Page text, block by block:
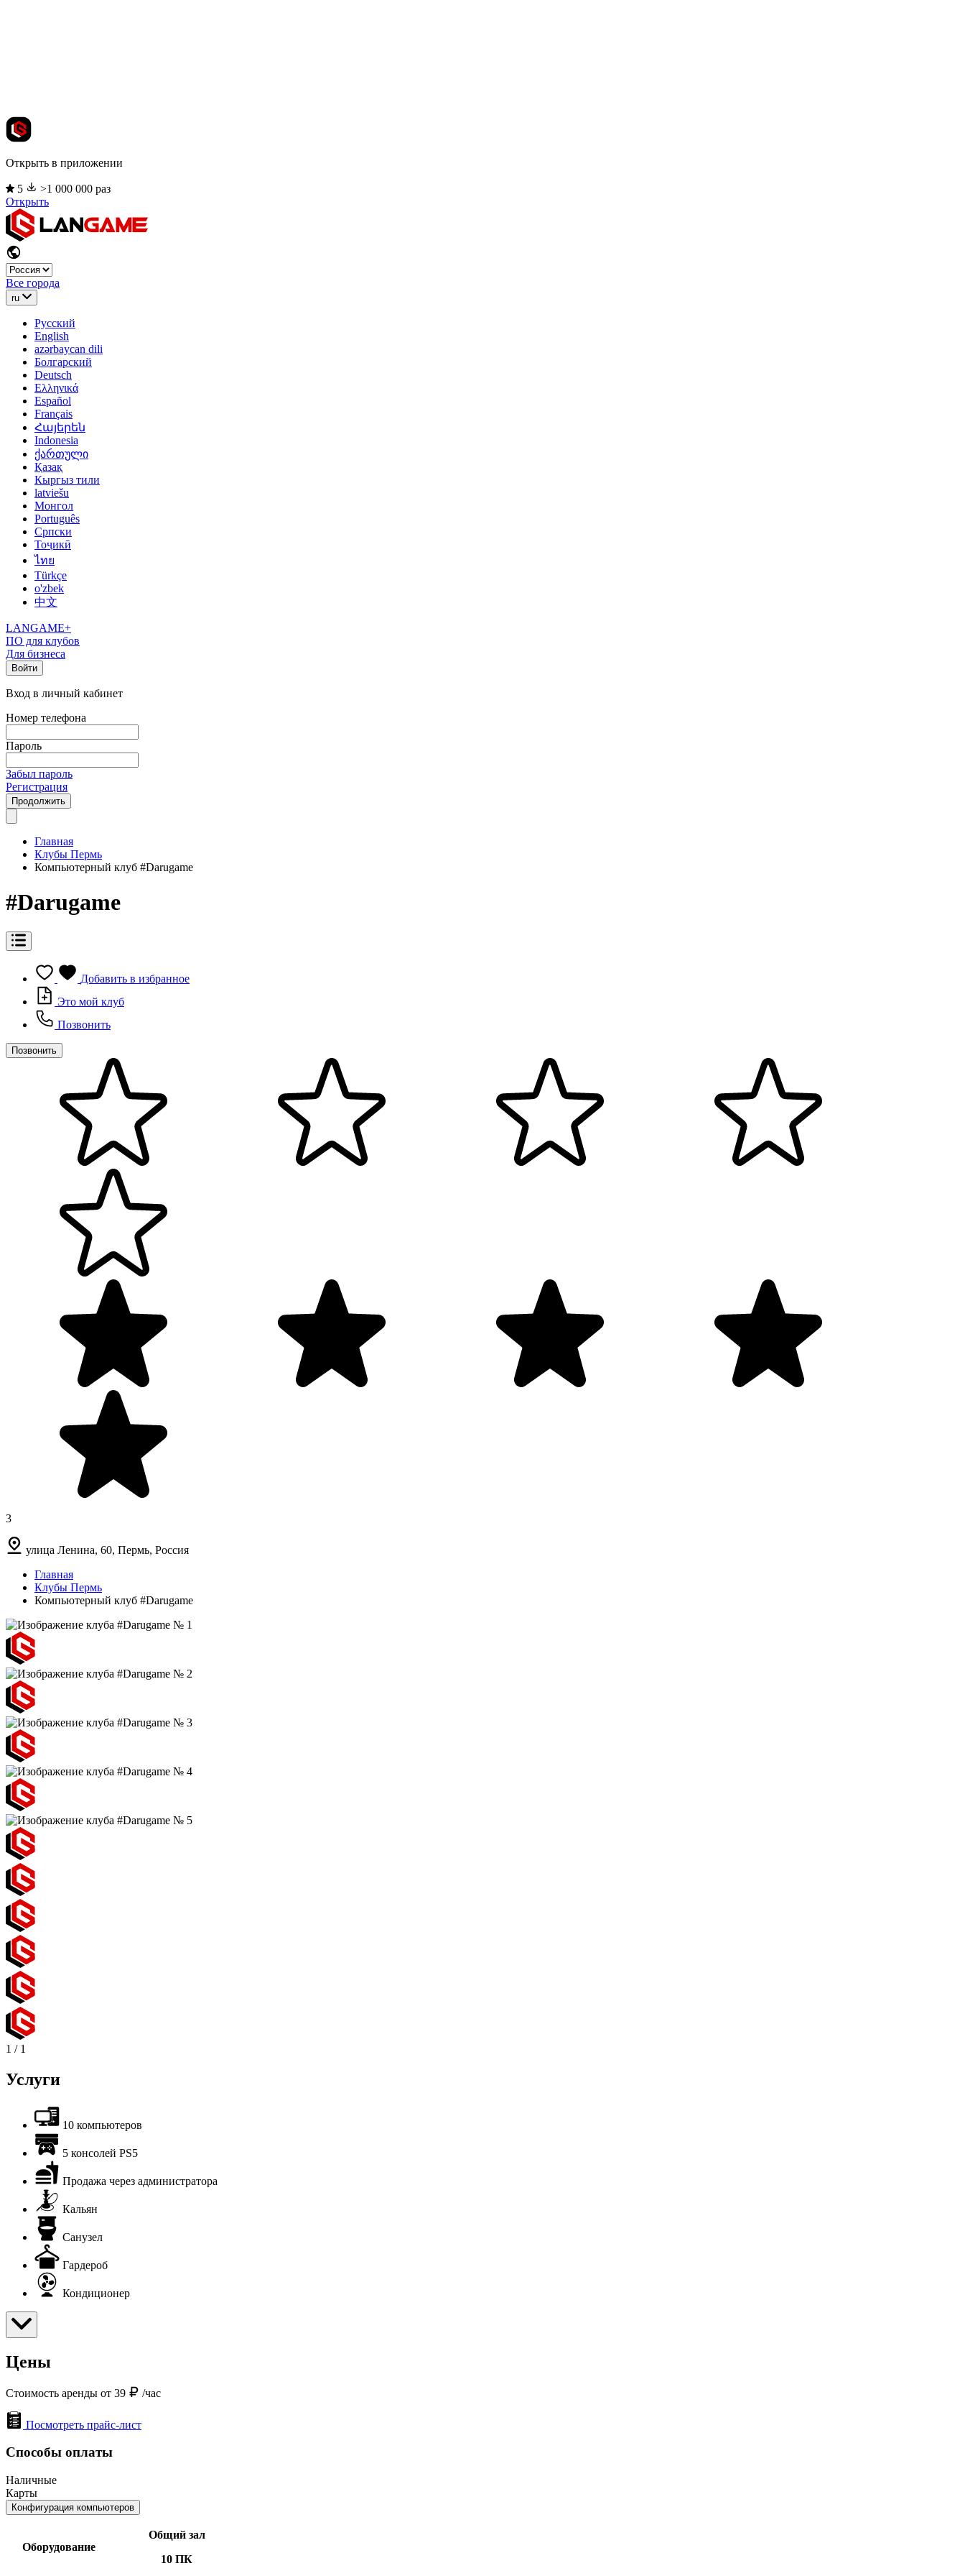
Открыть в приложении
5
>1 000 000 раз
Открыть
Все города
ru
Русский
English
azərbaycan dili
Болгарский
Deutsch
Ελληνικά
Español
Français
Հայերեն
Indonesia
ქართული
Қазақ
Кыргыз тили
latviešu
Монгол
Português
Српски
Тоҷикӣ
ไทย
Türkçe
o'zbek
中文
LANGAME+
ПО для клубов
Для бизнеса
Войти
Вход в личный кабинет
Номер телефона
Пароль
Забыл пароль
Регистрация
Продолжить
Главная
Клубы Пермь
Компьютерный клуб #Darugame
#Darugame
Добавить в избранное
Это мой клуб
Позвонить
Позвонить
3
улица Ленина, 60, Пермь, Россия
Главная
Клубы Пермь
Компьютерный клуб #Darugame
1 / 1
Услуги
10 компьютеров
5 консолей PS5
Продажа через администратора
Кальян
Санузел
Гардероб
Кондиционер
Цены
Стоимость аренды от 39 /час
Посмотреть прайс-лист
Способы оплаты
Наличные
Карты
Конфигурация компьютеров
Оборудование
Общий зал
10 ПК